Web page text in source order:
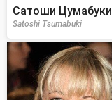
Сатоши Цумабуки
Satoshi Tsumabuki